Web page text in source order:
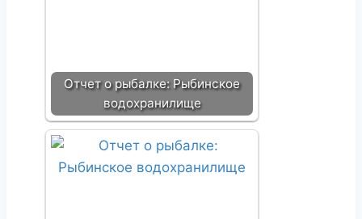
Отчет о рыбалке: Рыбинское
водохранилище